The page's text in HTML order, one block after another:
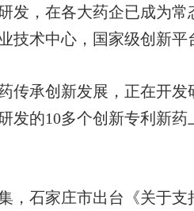
，在各大药企已成为常
技术中心，国家级创新平
承创新发展，正在开发
发的10多个创新专利新
石家庄市出台《关于支